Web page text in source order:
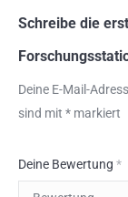
Schreibe die
Deine E-Mail-
sind mit * markiert
Deine Bewertung *